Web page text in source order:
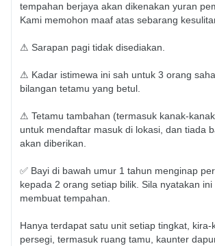
tempahan berjaya akan dikenakan yuran
Kami memohon maaf atas sebarang
⚠ Sarapan pagi tidak disediakan.
⚠ Kadar istimewa ini sah untuk 3 orang
bilangan tetamu yang betul.
⚠ Tetamu tambahan (termasuk kanak-
untuk mendaftar masuk di lokasi, dan tiada
akan diberikan.
✅ Bayi di bawah umur 1 tahun menginap
kepada 2 orang setiap bilik. Sila nyatakan ini
membuat tempahan.
Hanya terdapat satu unit setiap tingkat,
persegi, termasuk ruang tamu, kaunter